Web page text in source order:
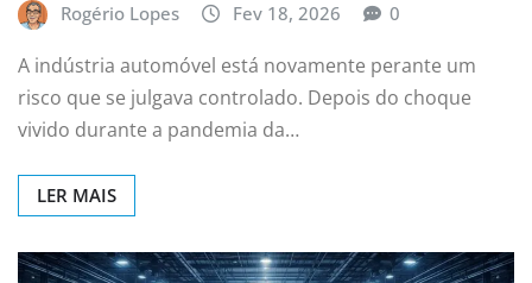
Rogério Lopes Fev 18, 2026 0
A indústria automóvel está novamente perante um
risco que se julgava controlado. Depois do choque
vivido durante a pandemia da…
LER MAIS